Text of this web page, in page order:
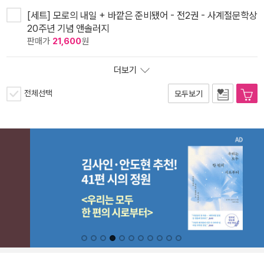
[세트] 모로의 내일 + 바깥은 준비됐어 - 전2권 - 사계절문학상
20주년 기념 앤솔러지
판매가 21,600원
더보기
전체선택 모두보기